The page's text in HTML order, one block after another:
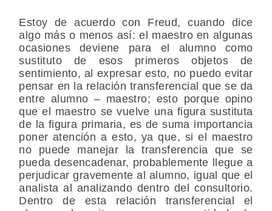
Estoy de acuerdo con Freud, cuando dice
algo más o menos así: el maestro en algunas
ocasiones deviene para el alumno como
sustituto de esos primeros objetos de
sentimiento, al expresar esto, no puedo evitar
pensar en la relación transferencial que se da
entre alumno – maestro; esto porque opino
que el maestro se vuelve una figura sustituta
de la figura primaria, es de suma importancia
poner atención a esto, ya que, si el maestro
no puede manejar la transferencia que se
pueda desencadenar, probablemente llegue a
perjudicar gravemente al alumno, igual que el
analista al analizando dentro del consultorio.
Dentro de esta relación transferencial el